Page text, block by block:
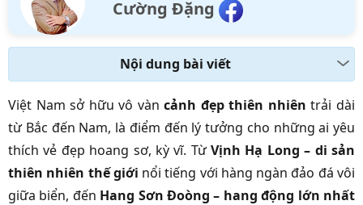
Cường Đặng
Nội dung bài viết
Việt Nam sở hữu vô vàncảnh đẹp thiên nhiên trải dài
từ Bắc đến Nam, là điểm đến lý tưởng cho những ai yêu
thích vẻ đẹp hoang sơ, kỳ vĩ. TừVịnh Hạ Long – di sản
thiên nhiên thế giới nổi tiếng với hàng ngàn đảo đá vôi
giữa biển, đến Hang Sơn Đoòng – hang động lớn nhất